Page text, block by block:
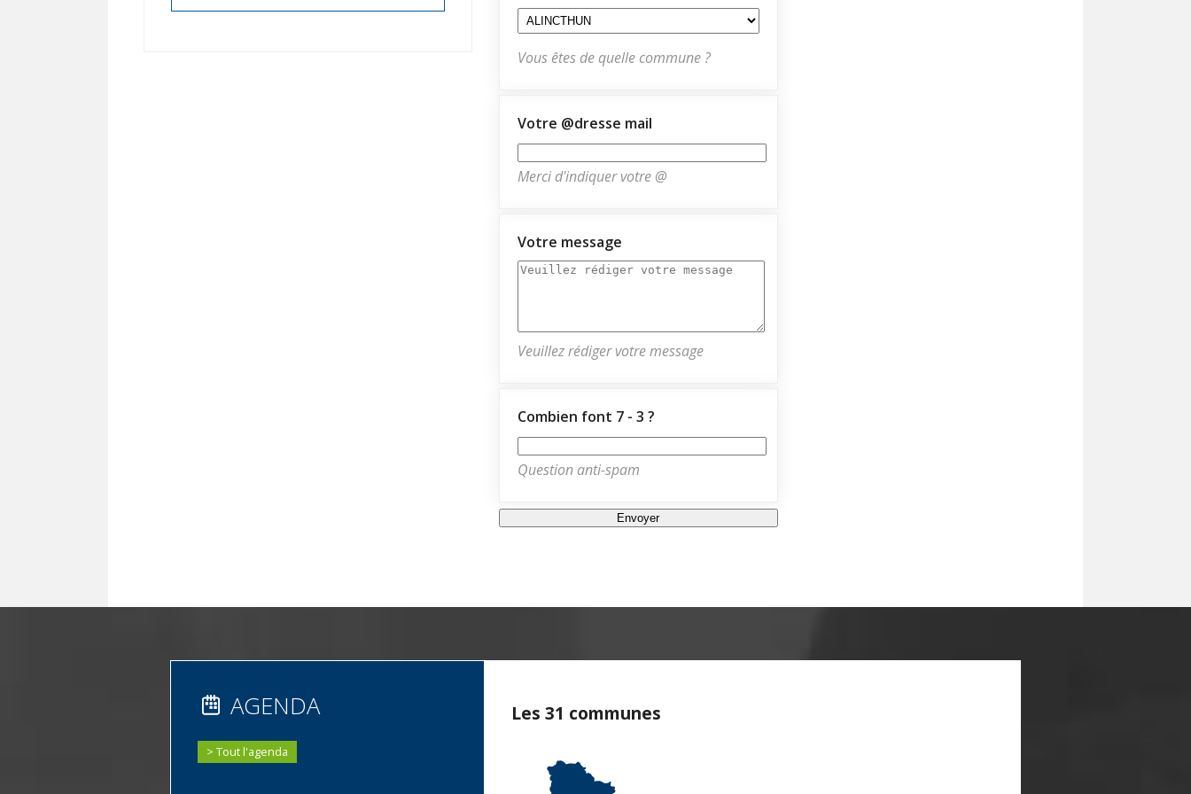
Vous êtes de quelle commune ?
Votre @dresse mail
Merci d'indiquer votre @
Votre message
Veuillez rédiger votre message
Combien font 7 - 3 ?
Question anti-spam
AGENDA
Tout l'agenda
Les 31 communes